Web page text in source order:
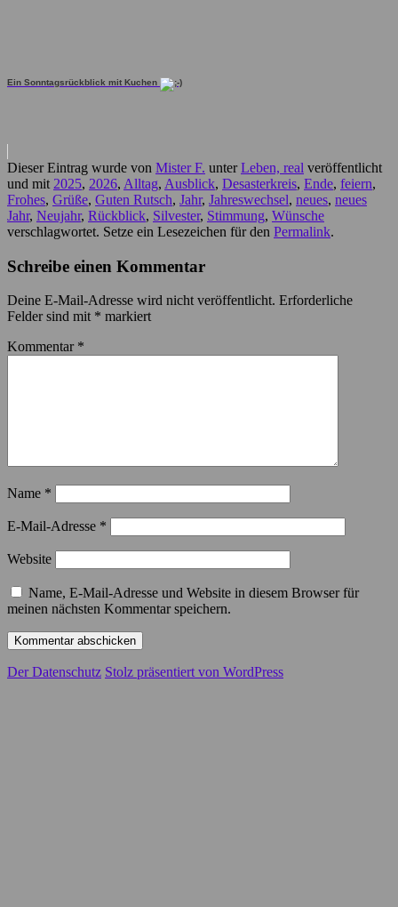
Ein Sonntagsrückblick mit Kuchen
Dieser Eintrag wurde von Mister F. unterLeben, real veröffentlicht
und mit 2025, 2026, Alltag, Ausblick, Desasterkreis, Ende, feiern,
Frohes, Grüße, Guten Rutsch, Jahr, Jahreswechsel, neues, neues
Jahr, Neujahr, Rückblick, Silvester, Stimmung, Wünsche
verschlagwortet. Setze ein Lesezeichen für den Permalink.
Schreibe einen Kommentar
Deine E-Mail-Adresse wird nicht veröffentlicht. Erforderliche
Felder sind mit * markiert
Kommentar *
Name *
E-Mail-Adresse *
Website
Name, E-Mail-Adresse und Website in diesem Browser für
meinen nächsten Kommentar speichern.
Der Datenschutz Stolz präsentiert von WordPress